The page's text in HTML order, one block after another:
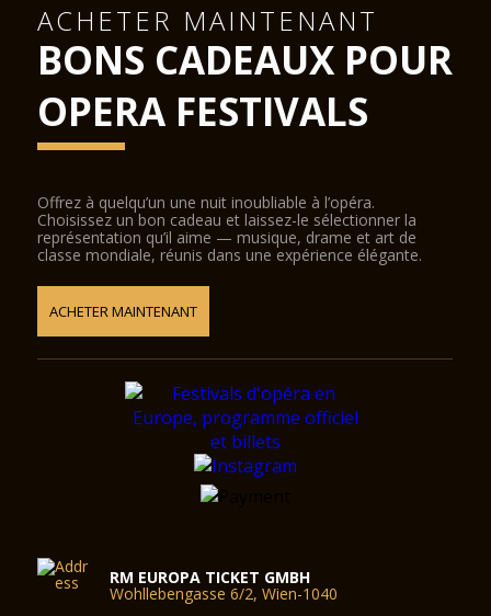
ACHETER MAINTENANT
BONS CADEAUX POUR
OPERA FESTIVALS
Offrez à quelqu’un une nuit inoubliable à l’opéra.
Choisissez un bon cadeau et laissez-le sélectionner la
représentation qu’il aime — musique, drame et art de
classe mondiale, réunis dans une expérience élégante.
ACHETER MAINTENANT
RM EUROPA TICKET GMBH
Wohllebengasse 6/2, Wien-1040